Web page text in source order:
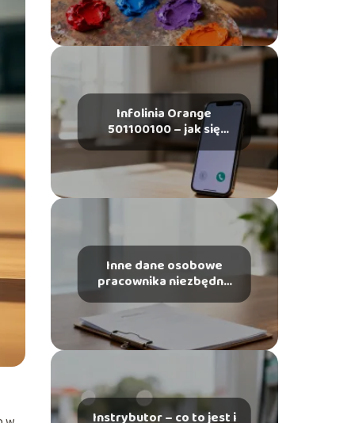
Infolinia Orange
501100100 – jak się
połączyć i kiedy
dzwonić?
Inne dane osobowe
pracownika niezbędne
do korzystania ze
szczególnych uprawnień
– co musisz wiedzieć?
Instrybutor – co to jest i